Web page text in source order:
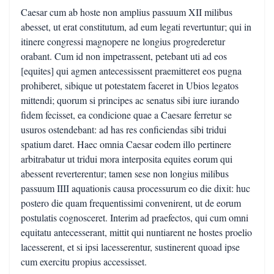
Caesar cum ab hoste non amplius passuum XII milibus
abesset, ut erat constitutum, ad eum legati revertuntur; qui in
itinere congressi magnopere ne longius progrederetur
orabant. Cum id non impetrassent, petebant uti ad eos
[equites] qui agmen antecessissent praemitteret eos pugna
prohiberet, sibique ut potestatem faceret in Ubios legatos
mittendi; quorum si principes ac senatus sibi iure iurando
fidem fecisset, ea condicione quae a Caesare ferretur se
usuros ostendebant: ad has res conficiendas sibi tridui
spatium daret. Haec omnia Caesar eodem illo pertinere
arbitrabatur ut tridui mora interposita equites eorum qui
abessent reverterentur; tamen sese non longius milibus
passuum IIII aquationis causa processurum eo die dixit: huc
postero die quam frequentissimi convenirent, ut de eorum
postulatis cognosceret. Interim ad praefectos, qui cum omni
equitatu antecesserant, mittit qui nuntiarent ne hostes proelio
lacesserent, et si ipsi lacesserentur, sustinerent quoad ipse
cum exercitu propius accessisset.